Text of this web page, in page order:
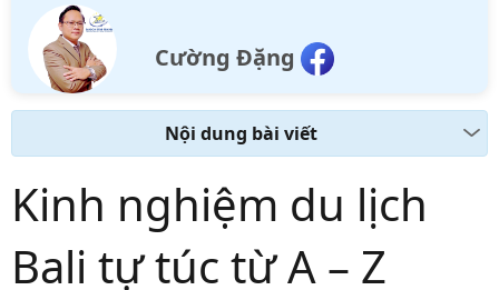
Cường Đặng
Nội dung bài viết
Kinh nghiệm du lịch
Bali tự túc từ A – Z